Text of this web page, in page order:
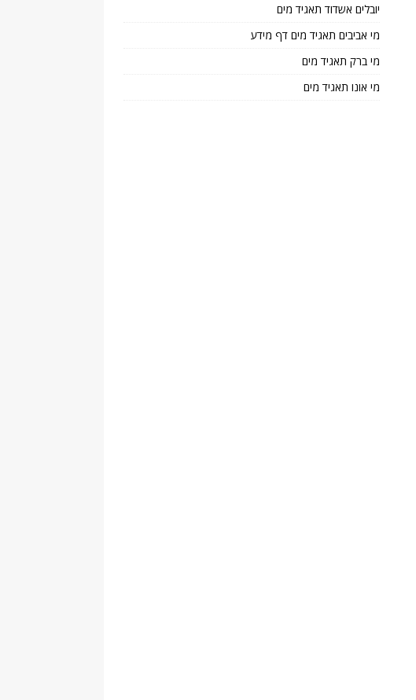
יובלים אשדוד תאגיד מים
מי אביבים תאגיד מים דף מידע
מי ברק תאגיד מים
מי אונו תאגיד מים